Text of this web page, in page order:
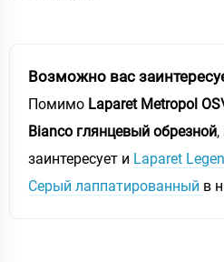
Возможно вас
Помимо Laparet Metropol
Bianco глянцевый обрезной
заинтересует и Laparet
Серый лаппатированный в